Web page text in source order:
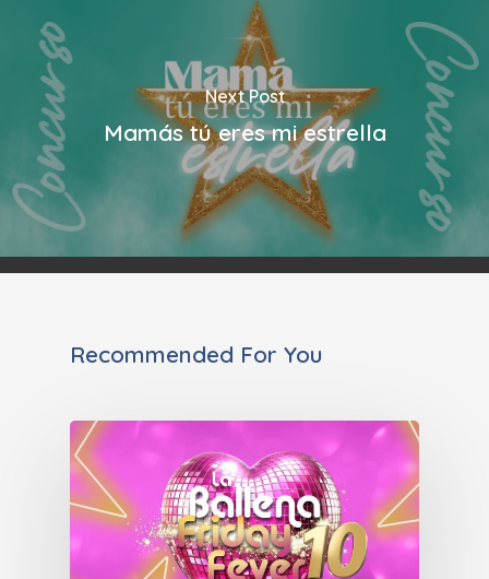
Next Post
Mamás tú eres mi estrella
Recommended For You